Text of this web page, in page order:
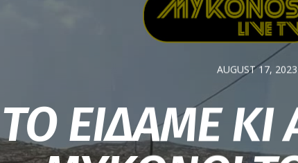
Live
TV
AUGUST 17, 2023
ΤΟ ΕΙΔΑΜΕ